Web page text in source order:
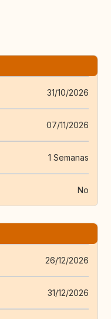
31/10/2026
07/11/2026
1 Semanas
No
26/12/2026
31/12/2026